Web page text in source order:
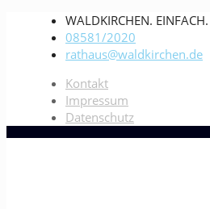
WALDKIRCHEN.
08581/2020
rathaus@waldkirchen.de
Kontakt
Impressum
Datenschutz